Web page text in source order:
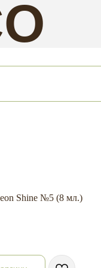
Shine №5 (8 мл.)